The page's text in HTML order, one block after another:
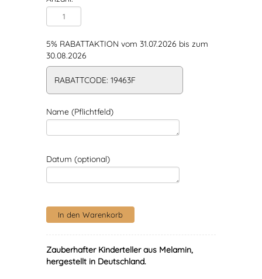
5% RABATTAKTION vom 31.07.2026 bis zum
30.08.2026
RABATTCODE: 19463F
Name (Pflichtfeld)
Datum (optional)
Zauberhafter Kinderteller aus Melamin,
hergestellt in Deutschland.